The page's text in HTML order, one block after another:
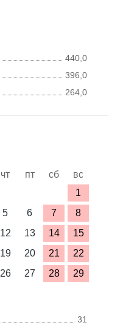
440,0
396,0
264,0
чт пт сб
вс
1
5 6 7
8
12 13 14
15
19 20 21
22
26 27 28
29
31